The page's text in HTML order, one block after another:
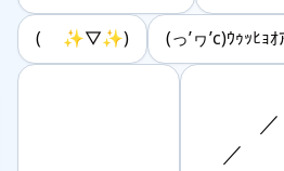
( ✨▽✨)︎︎ (っ’ヮ’c)ｳｩｯﾋｮｵ
／　
／　　